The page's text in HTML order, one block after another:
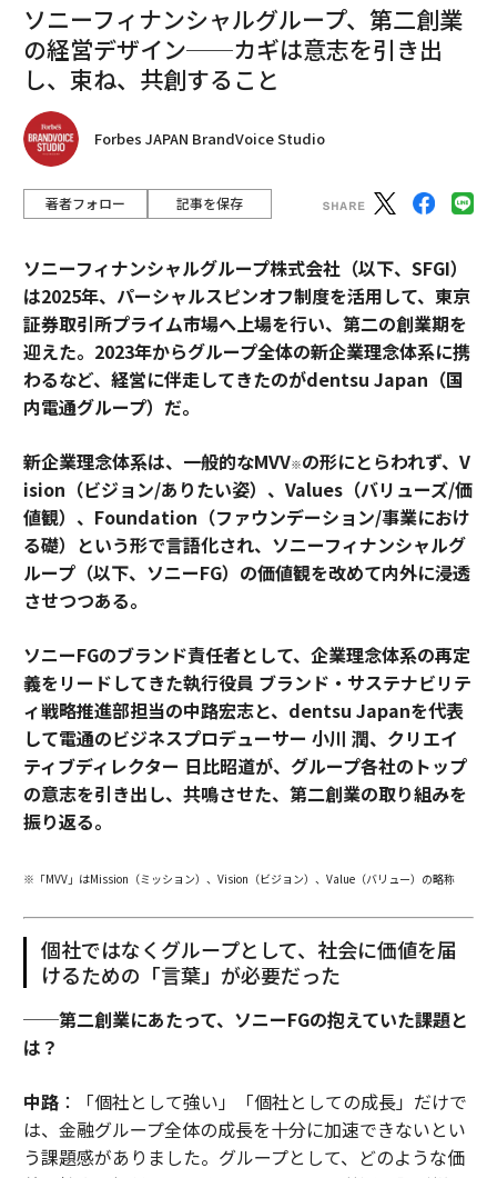
ソニーフィナンシャルグループ、第二創業
の経営デザイン──カギは意志を引き出
し、束ね、共創すること
Forbes JAPAN BrandVoice Studio
著者フォロー 記事を保存
ソニーフィナンシャルグループ株式会社（以下、SFGI）
は2025年、パーシャルスピンオフ制度を活用して、東京
証券取引所プライム市場へ上場を行い、第二の創業期を
迎えた。2023年からグループ全体の新企業理念体系に携
わるなど、経営に伴走してきたのがdentsu Japan（国
内電通グループ）だ。
新企業理念体系は、一般的なMVV※の形にとらわれず、V
ision（ビジョン/ありたい姿）、Values（バリューズ/価
値観）、Foundation（ファウンデーション/事業におけ
る礎）という形で言語化され、ソニーフィナンシャルグ
ループ（以下、ソニーFG）の価値観を改めて内外に浸透
させつつある。
ソニーFGのブランド責任者として、企業理念体系の再定
義をリードしてきた執行役員 ブランド・サステナビリテ
ィ戦略推進部担当の中路宏志と、dentsu Japanを代表
して電通のビジネスプロデューサー 小川 潤、クリエイ
ティブディレクター 日比昭道が、グループ各社のトップ
の意志を引き出し、共鳴させた、第二創業の取り組みを
振り返る。
※「MVV」はMission（ミッション）、Vision（ビジョン）、Value（バリュー）の略称
個社ではなくグループとして、社会に価値を届
けるための「言葉」が必要だった
──第二創業にあたって、ソニーFGの抱えていた課題と
は？
中路：「個社として強い」「個社としての成長」だけで
は、金融グループ全体の成長を十分に加速できないとい
う課題感がありました。グループとして、どのような価